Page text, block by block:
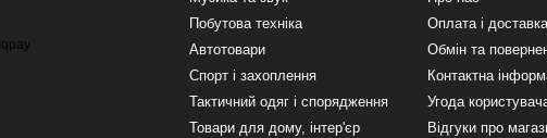
Побутова техніка
Автотовари
Спорт і захоплення
Тактичний одяг і спорядження
Товари для дому, інтер'єр
Оплата і доставка
Обмін та
Контактна
Угода
Відгуки про